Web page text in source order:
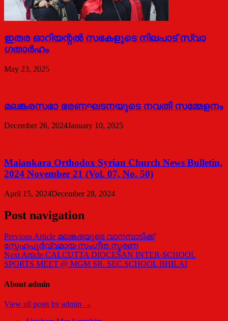
ഇതര ഓറിയന്റൽ സഭകളുടെ നിലപാട് സ്വാ​
ഗതാർഹം
May 23, 2025
മലങ്കരസഭാ ഭരണഘടനയുടെ നവതി സമ്മേളനം
December 26, 2024January 10, 2025
Malankara Orthodox Syrian Church News Bulletin,
2024 November 21 (Vol. 07, No. 50)
April 15, 2024December 28, 2024
Post navigation
Previous Article മലങ്കരയുടെ വാനമ്പാടിക്ക്
സ്നേഹപൂര്‍വ്വമായ സംഗീത സ്മരണ
Next Article CALCUTTA DIOCESAN INTER-SCHOOL
SPORTS MEET @ MGM SR. SEC.SCHOOL BHILAI
About admin
View all posts by admin →